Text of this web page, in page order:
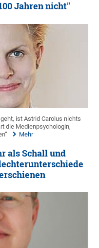
Jahren nicht"
ist Astrid Carolus nichts
die Medienpsychologin,
Mehr
als Schall und